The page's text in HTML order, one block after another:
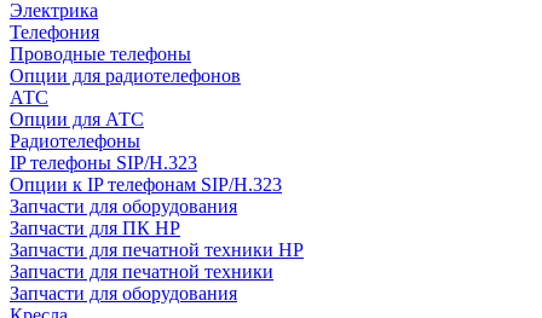
Электрика
Телефония
Проводные телефоны
Опции для радиотелефонов
АТС
Опции для АТС
Радиотелефоны
IP телефоны SIP/H.323
Опции к IP телефонам SIP/H.323
Запчасти для оборудования
Запчасти для ПК HP
Запчасти для печатной техники HP
Запчасти для печатной техники
Запчасти для оборудования